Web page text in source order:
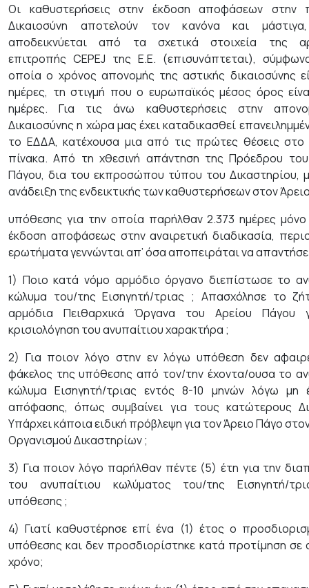
Οι καθυστερήσεις στην έκδοση αποφάσεων στην
Δικαιοσύνη αποτελούν τον κανόνα και
αποδεικνύεται από τα σχετικά στοιχεία της
επιτροπής CEPEJ της Ε.Ε. (επισυνάπτεται),
οποία ο χρόνος απονομής της αστικής δικαιοσύνης
ημέρες, τη στιγμή που ο ευρωπαϊκός μέσος όρος
ημέρες. Για τις άνω καθυστερήσεις στην
Δικαιοσύνης η χώρα μας έχει καταδικασθεί
το ΕΔΔΑ, κατέχουσα μια από τις πρώτες θέσεις στο
πίνακα. Από τη χθεσινή απάντηση της Πρόεδρου
Πάγου, δια του εκπροσώπου τύπου του Δικαστηρίου,
ανάδειξη της ενδεικτικής των καθυστερήσεων στον
υπόθεσης για την οποία παρήλθαν 2.373 ημέρες μόνο
έκδοση αποφάσεως στην αναιρετική διαδικασία,
ερωτήματα γεννώνται απ’ όσα αποπειράται να
1) Ποιο κατά νόμο αρμόδιο όργανο διεπίστωσε το
κώλυμα του/της Εισηγητή/τριας ; Απασχόλησε το
αρμόδια Πειθαρχικά Όργανα του Αρείου Πάγου
κρισιολόγηση του ανυπαίτιου χαρακτήρα ;
2) Για ποιον λόγο στην εν λόγω υπόθεση δεν
φάκελος της υπόθεσης από τον/την έχοντα/ουσα το
κώλυμα Εισηγητή/τριας εντός 8-10 μηνών λόγω μη
απόφασης, όπως συμβαίνει για τους κατώτερους
Υπάρχει κάποια ειδική πρόβλεψη για τον Άρειο Πάγο
Οργανισμού Δικαστηρίων ;
3) Για ποιον λόγο παρήλθαν πέντε (5) έτη για την
του ανυπαίτιου κωλύματος του/της Εισηγητή/
υπόθεσης ;
4) Γιατί καθυστέρησε επί ένα (1) έτος ο
υπόθεσης και δεν προσδιορίστηκε κατά προτίμηση σε
χρόνο;